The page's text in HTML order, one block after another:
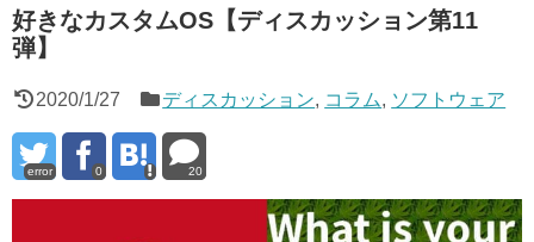
好きなカスタムOS【ディスカッション第11
弾】
2020/1/27 ディスカッション, コラム, ソフトウェア
error 0 20